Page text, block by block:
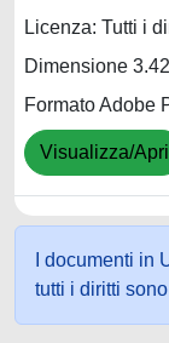
Licenza: Tutti i
Dimensione
Formato Adobe
Visualizza/Apri
I documenti in
tutti i diritti